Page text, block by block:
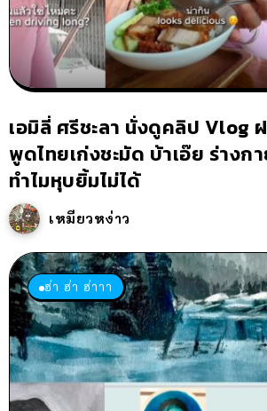
เอมิลี่ ศรีชะลา นั่งดูคลิป Vlog
พูดไทยเก่งชะมัด บ้าเอ๊ย ร่างกา
ทำไมหุบยิ้มไม่ได้
เหมียวหง่าว
ฮ่า ฮ่า ฮ่าาา